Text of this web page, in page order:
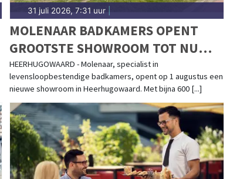
31 juli 2026, 7:31 uur|
MOLENAAR BADKAMERS OPENT
GROOTSTE SHOWROOM TOT NU
TOE IN HEERHUGOWAARD
HEERHUGOWAARD - Molenaar, specialist in
levensloopbestendige badkamers, opent op 1 augustus een
nieuwe showroom in Heerhugowaard. Met bijna 600 [...]